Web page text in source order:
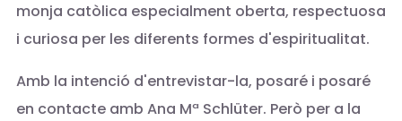
monja catòlica especialment oberta, respectuosa
i curiosa per les diferents formes d'espiritualitat.
Amb la intenció d'entrevistar-la, posaré i posaré
en contacte amb Ana Mª Schlüter. Però per a la